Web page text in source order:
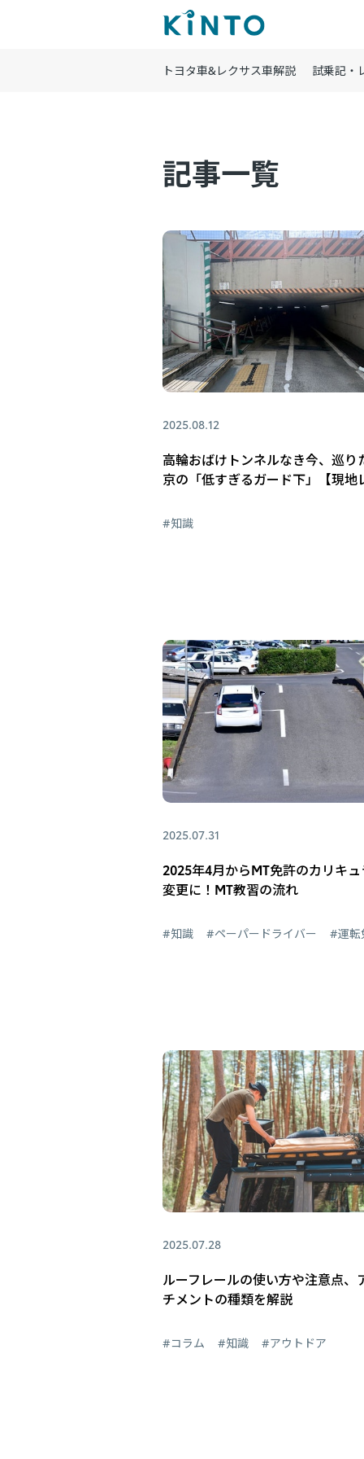
トヨタ車&レクサス車解説 試乗記・
記事一覧
2025.08.12
高輪おばけトンネルなき今、巡り
京の「低すぎるガード下」【現地
#知識
2025.07.31
2025年4月からMT免許のカリキ
変更に！MT教習の流れ
#知識 #ペーパードライバー #運転
2025.07.28
ルーフレールの使い方や注意点、
チメントの種類を解説
#コラム #知識 #アウトドア